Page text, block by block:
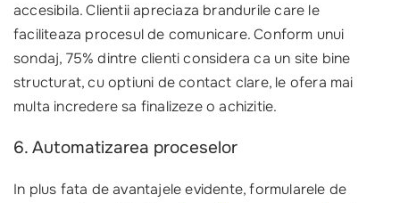
accesibila. Clientii apreciaza brandurile care le
faciliteaza procesul de comunicare. Conform unui
sondaj, 75% dintre clienti considera ca un site bine
structurat, cu optiuni de contact clare, le ofera mai
multa incredere sa finalizeze o achizitie.
6. Automatizarea proceselor
In plus fata de avantajele evidente, formularele de